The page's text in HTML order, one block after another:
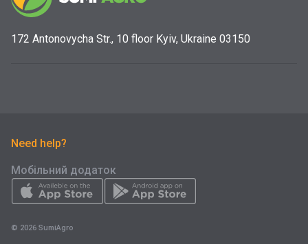
172 Antonovycha Str., 10 floor Kyiv, Ukraine 03150
© 2026 SumiAgro
Need help?
Мобільний додаток